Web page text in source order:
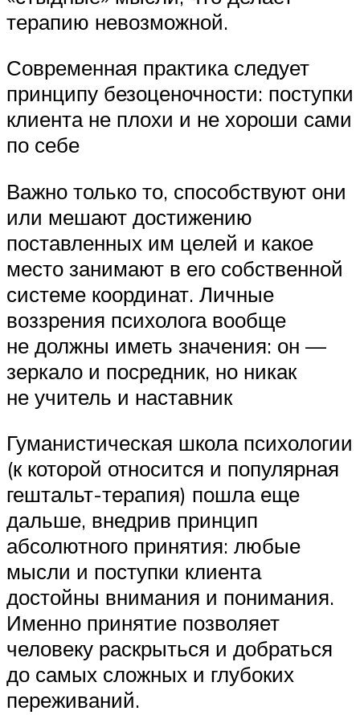
терапию невозможной.
Современная практика следует
принципу безоценочности: поступки
клиента не плохи и не хороши сами
по себе
Важно только то, способствуют они
или мешают достижению
поставленных им целей и какое
место занимают в его собственной
системе координат. Личные
воззрения психолога вообще
не должны иметь значения: он —
зеркало и посредник, но никак
не учитель и наставник
Гуманистическая школа психологии
(к которой относится и популярная
гештальт-терапия) пошла еще
дальше, внедрив принцип
абсолютного принятия: любые
мысли и поступки клиента
достойны внимания и понимания.
Именно принятие позволяет
человеку раскрыться и добраться
до самых сложных и глубоких
переживаний.